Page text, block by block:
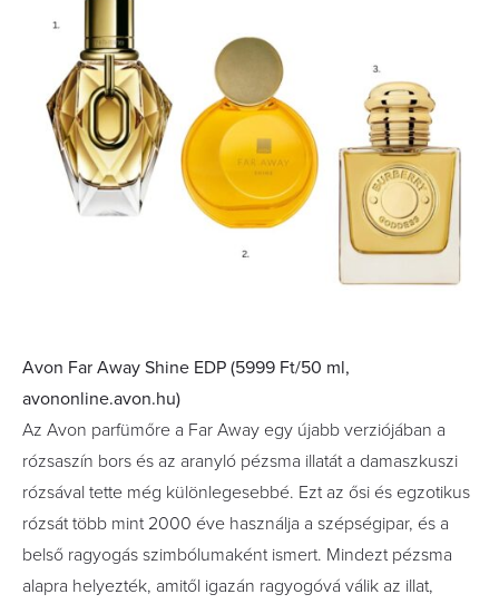
Avon Far Away Shine EDP (5999 Ft/50 ml,
avononline.avon.hu)
Az Avon parfümőre a Far Away egy újabb verziójában a
rózsaszín bors és az aranyló pézsma illatát a damaszkuszi
rózsával tette még különlegesebbé. Ezt az ősi és egzotikus
rózsát több mint 2000 éve használja a szépségipar, és a
belső ragyogás szimbólumaként ismert. Mindezt pézsma
alapra helyezték, amitől igazán ragyogóvá válik az illat,